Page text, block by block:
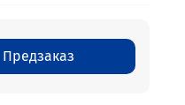
Предзаказ